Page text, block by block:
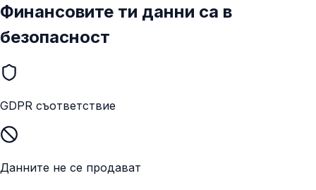
Финансовите ти данни са в
безопасност
GDPR съответствие
Данните не се продават